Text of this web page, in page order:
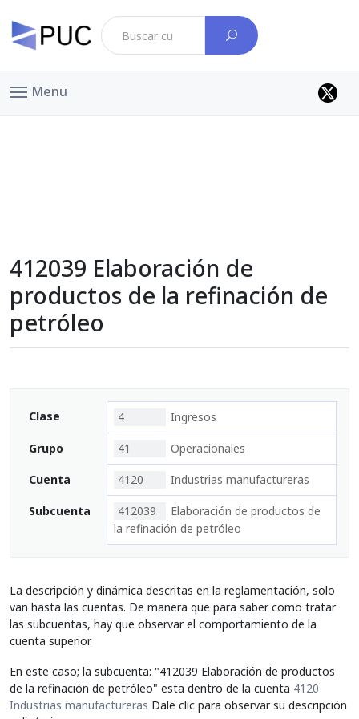
Menu
412039 Elaboración de
productos de la refinación de
petróleo
Clase 4 Ingresos
Grupo 41 Operacionales
Cuenta 4120 Industrias manufactureras
Subcuenta 412039
Elaboración de productos de
la refinación de petróleo
La descripción y dinámica descritas en la reglamentación, solo
van hasta las cuentas. De manera que para saber como tratar
las subcuentas, hay que observar el comportamiento de la
cuenta superior.
En este caso; la subcuenta: "412039 Elaboración de productos
de la refinación de petróleo" esta dentro de la cuenta 4120
Industrias manufactureras Dale clic para observar su descripción